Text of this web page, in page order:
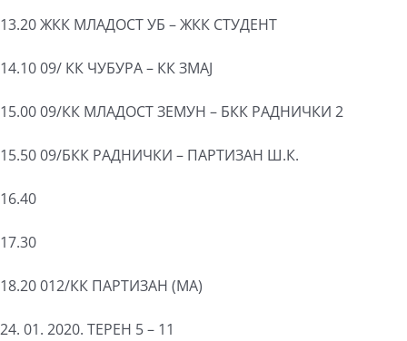
13.20 ЖКК МЛАДОСТ УБ – ЖКК СТУДЕНТ
14.10 09/ КК ЧУБУРА – КК ЗМАЈ
15.00 09/КК МЛАДОСТ ЗЕМУН – БКК РАДНИЧКИ 2
15.50 09/БКК РАДНИЧКИ – ПАРТИЗАН Ш.К.
16.40
17.30
18.20 012/КК ПАРТИЗАН (МА)
24. 01. 2020. ТЕРЕН 5 – 11